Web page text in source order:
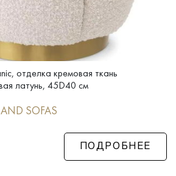
отделка кремовая ткань
латунь, 45D40 см
SOFAS
ПОДРОБНЕЕ